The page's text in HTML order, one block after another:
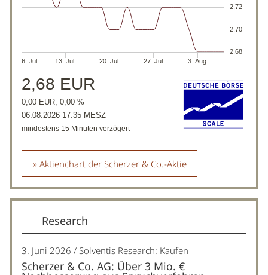
Aktienchart der Scherzer & Co.-Aktie
Research
3. Juni 2026 Solventis Research: Kaufen
Scherzer & Co. AG: Über 3 Mio. €